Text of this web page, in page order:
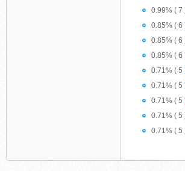
0.99% ( 7
0.85% ( 6
0.85% ( 6
0.85% ( 6
0.71% ( 5
0.71% ( 5
0.71% ( 5
0.71% ( 5
0.71% ( 5